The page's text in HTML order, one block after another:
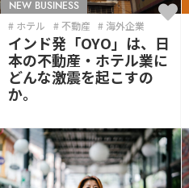
NEW BUSINESS
ホテル 不動産 海外企業
インド発「OYO」は、日
本の不動産・ホテル業に
どんな激震を起こすの
か。